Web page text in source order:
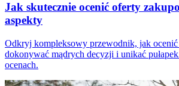
Jak skutecznie ocenić oferty
aspekty
Odkryj kompleksowy przewodnik, jak
dokonywać mądrych decyzji i unikać
ocenach.